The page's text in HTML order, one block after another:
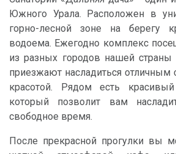
Южного Урала. Расположен в
горно-лесной зоне на берегу
водоема. Ежегодно комплекс
из разных городов нашей страны
приезжают насладиться отличным
красотой. Рядом есть
который позволит вам
свободное время.
После прекрасной прогулки вы